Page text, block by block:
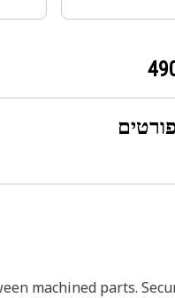
machined parts.